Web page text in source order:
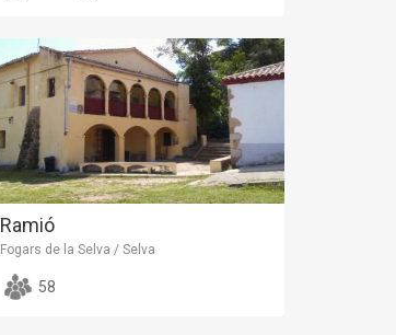
Ramió
Fogars de la Selva / Selva
58